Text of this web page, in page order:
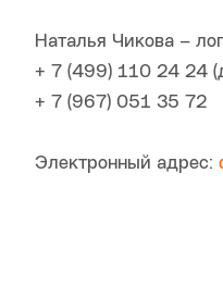
Наталья Чикова –
+ 7 (499) 110 24 24
+ 7 (967) 051 35 72
Электронный адрес: